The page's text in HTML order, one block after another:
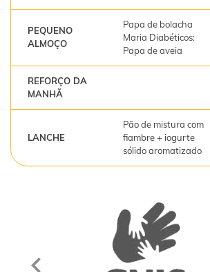
PEQUENO
ALMOÇO
Papa de bolacha
Maria Diabéticos:
Papa de aveia
REFORÇO DA
MANHÃ
LANCHE
Pão de mistura com
fiambre + iogurte
sólido aromatizado